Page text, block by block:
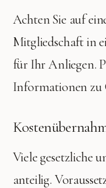
Achten Sie auf
Mitgliedschaft in
für Ihr Anliegen.
Informationen zu
Viele gesetzliche
anteilig.